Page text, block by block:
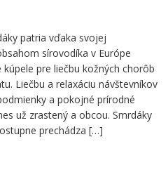
patria vďaka svojej
sírovodíka v Európe
pre liečbu kožných chorôb
Liečbu a relaxáciu návštevníkov
a pokojné prírodné
už zrastený a obcou. Smrdáky
prechádza […]